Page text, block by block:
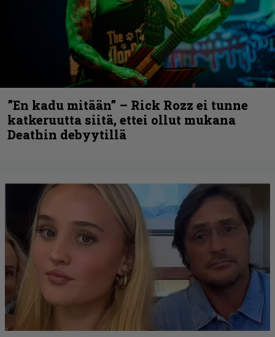
”En kadu mitään” – Rick Rozz ei tunne
katkeruutta siitä, ettei ollut mukana
Deathin debyytillä